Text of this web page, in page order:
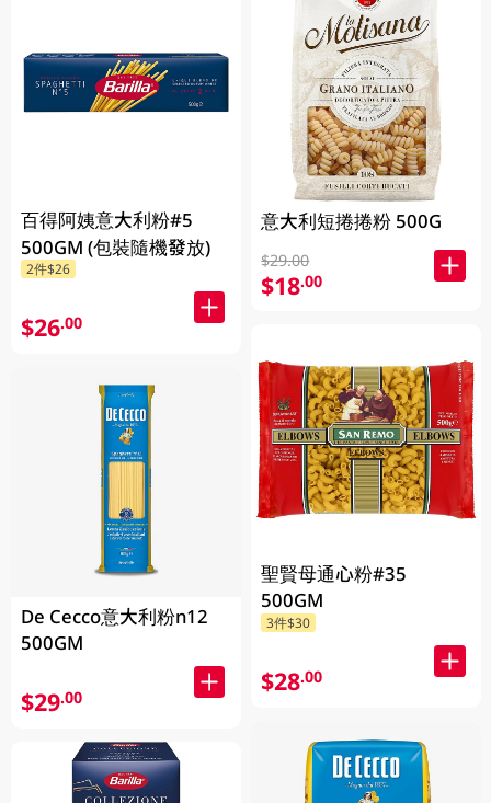
百得阿姨意大利粉#5
500GM (包裝隨機發放)
2件$26
$26.00
De Cecco意大利粉n12
500GM
$29.00
意大利短捲捲粉 500G
$29.00
$18.00
聖賢母通心粉#35
500GM
3件$30
$28.00